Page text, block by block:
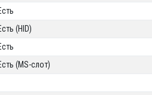
(HID)
(MS-cлот)